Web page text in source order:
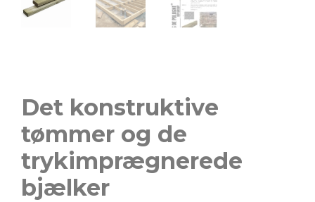
Det konstruktive
tømmer og de
trykimprægnerede
bjælker